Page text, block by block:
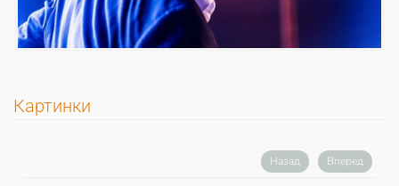
Картинки
Назад Вперед